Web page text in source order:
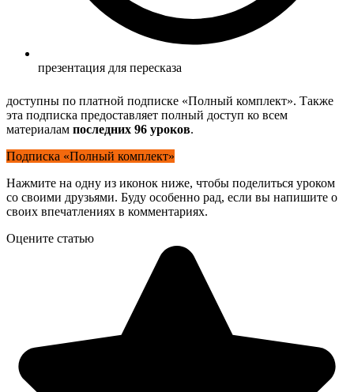
презентация для пересказа
доступны по платной подписке «Полный комплект». Также
эта подписка предоставляет полный доступ ко всем
материалам последних 96 уроков.
Подписка «Полный комплект»
Нажмите на одну из иконок ниже, чтобы поделиться уроком
со своими друзьями. Буду особенно рад, если вы напишите о
своих впечатлениях в комментариях.
Оцените статью